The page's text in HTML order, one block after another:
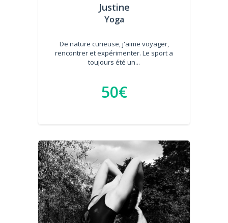
Justine
Yoga
De nature curieuse, j'aime voyager,
rencontrer et expérimenter. Le sport a
toujours été un...
50€